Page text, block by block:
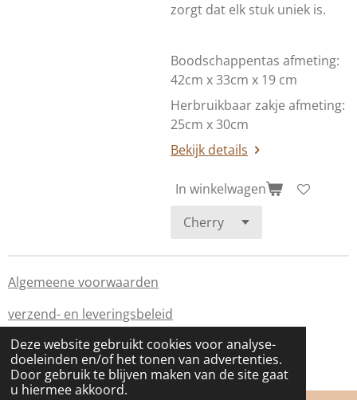
Deze website gebruikt cookies voor analyse-
doeleinden en/of het tonen van advertenties.
Door gebruik te blijven maken van de site gaat
u hiermee akkoord.
zorgt dat elk stuk uniek is.
Boodschappentas afmeting:
42cm x 33cm x 19 cm
Herbruikbaar zakje afmeting:
25cm x 30cm
Bekijk details
In winkelwagen
Algemeene voorwaarden
verzend- en leveringsbeleid
Privacybeleid
© 2022 youngwild&vegan